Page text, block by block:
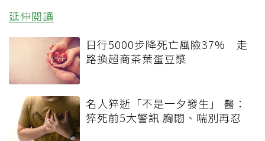
延伸閱讀
日行5000步降死亡風險37% 走
路換超商茶葉蛋豆漿
名人猝逝「不是一夕發生」 醫：
猝死前5大警訊 胸悶、喘別再忍